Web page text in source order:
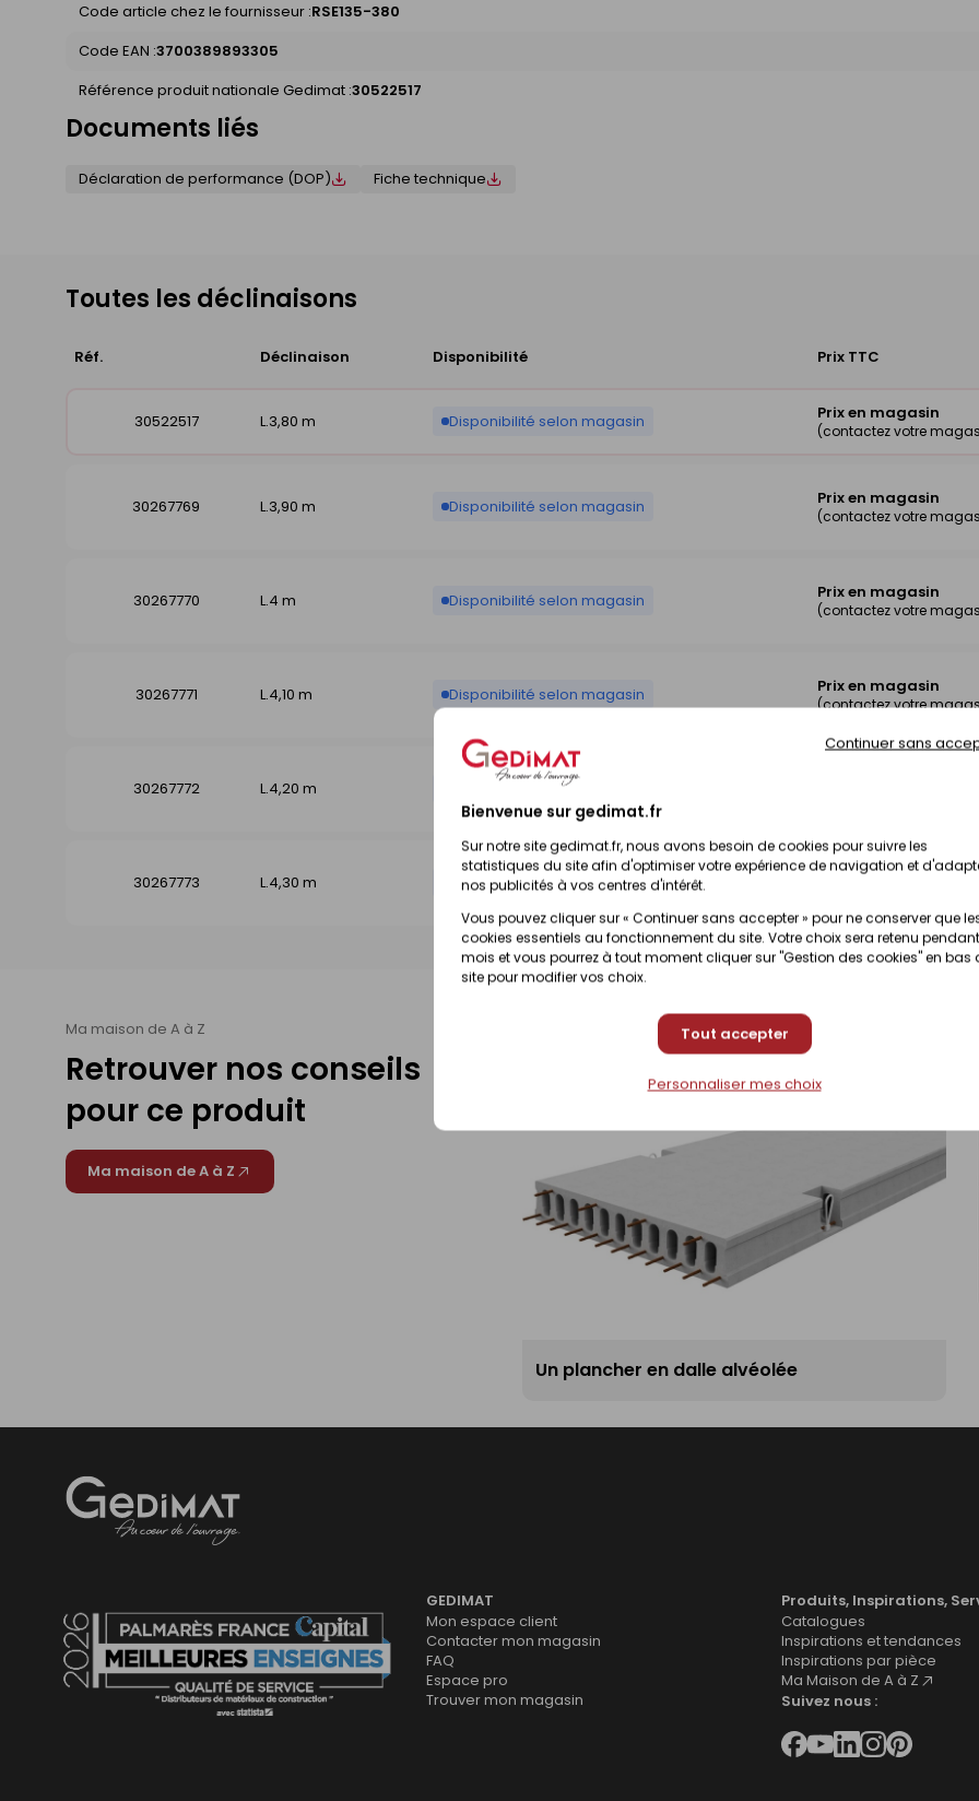
Bienvenue sur gedimat.fr
Sur notre site gedimat.fr, nous avons besoin de cookies pour suivre les
statistiques du site afin d'optimiser votre expérience de navigation et
nos publicités à vos centres d'intérêt.
Vous pouvez cliquer sur « Continuer sans accepter » pour ne conserver que
cookies essentiels au fonctionnement du site. Votre choix sera retenu pendant
mois et vous pourrez à tout moment cliquer sur "Gestion des cookies" en bas
site pour modifier vos choix.
Tout accepter
Continuer sans
Personnaliser mes choix
Code article chez le fournisseur :RSE135-380
Code EAN :3700389893305
Référence produit nationale Gedimat :30522517
Documents liés
Déclaration de performance (DOP) Fiche technique
Toutes les déclinaisons
Réf. Déclinaison Disponibilité Prix TTC
30522517 L.3,80 m Disponibilité selon magasin Prix en magasin
(contactez votre
30267769 L.3,90 m Disponibilité selon magasin Prix en magasin
(contactez votre
30267770 L.4 m Disponibilité selon magasin Prix en magasin
(contactez votre
30267771 L.4,10 m Disponibilité selon magasin Prix en magasin
(contactez votre
30267772 L.4,20 m Disponibilité selon magasin
30267773 L.4,30 m Disponibilité selon magasin Prix en magasin
Ma maison de A à Z
Retrouver nos conseils
pour ce produit
Ma maison de A à Z
Un plancher en dalle alvéolée
GEDIMAT
Mon espace client
Contacter mon magasin
FAQ
Espace pro
Trouver mon magasin
Produits, Inspirations,
Catalogues
Inspirations et tendances
Inspirations par pièce
Ma Maison de A à Z
Suivez nous :